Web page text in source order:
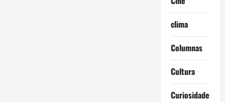
clima
Columnas
Cultura
Curiosidades